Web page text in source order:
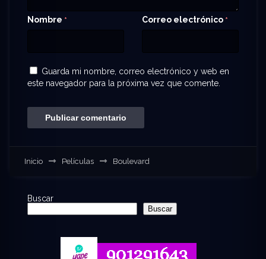
Nombre * Correo electrónico *
Guarda mi nombre, correo electrónico y web en
este navegador para la próxima vez que comente.
Inicio Películas Boulevard
Buscar
Buscar